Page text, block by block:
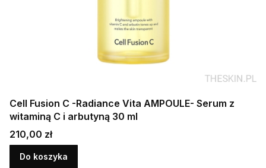
Cell Fusion C -Radiance Vita AMPOULE- Serum z
witaminą C i arbutyną 30 ml
Cena
210,00 zł
Do koszyka